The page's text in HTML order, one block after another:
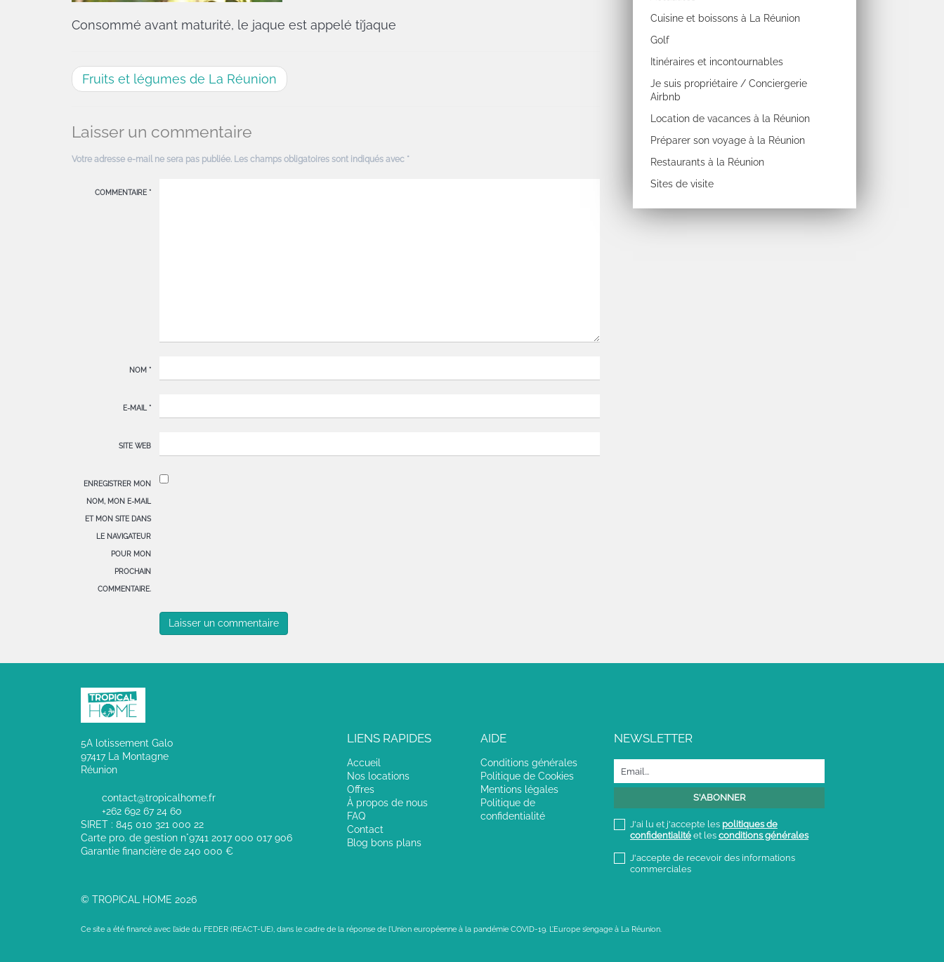
Consommé avant maturité, le jaque est appelé ti’jaque
Fruits et légumes de La Réunion
Laisser un commentaire
Votre adresse e-mail ne sera pas publiée. Les champs obligatoires sont indiqués avec *
COMMENTAIRE *
NOM *
E-MAIL *
SITE WEB
ENREGISTRER MON
NOM, MON E-MAIL
ET MON SITE DANS
LE NAVIGATEUR
POUR MON
PROCHAIN
COMMENTAIRE.
Cuisine et boissons à La Réunion
Golf
Itinéraires et incontournables
Je suis propriétaire / Conciergerie
Airbnb
Location de vacances à la Réunion
Préparer son voyage à la Réunion
Restaurants à la Réunion
Sites de visite
5A lotissement Galo
97417 La Montagne
Réunion
contact@tropicalhome.fr
+262 692 67 24 60
SIRET : 845 010 321 000 22
Carte pro. de gestion n°9741 2017 000 017 906
Garantie financière de 240 000 €
© TROPICAL HOME 2026
LIENS RAPIDES
Accueil
Nos locations
Offres
À propos de nous
FAQ
Contact
Blog bons plans
AIDE
Conditions générales
Politique de Cookies
Mentions légales
Politique de
confidentialité
NEWSLETTER
J'ai lu et j'accepte les politiques de
confidentialitéet les conditions générales
J'accepte de recevoir des informations
commerciales
Ce site a été financé avec l’aide du FEDER (REACT-UE), dans le cadre de la réponse de l’Union européenne à la pandémie COVID-19. L’Europe s’engage à La Réunion.